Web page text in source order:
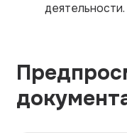
деятельности.